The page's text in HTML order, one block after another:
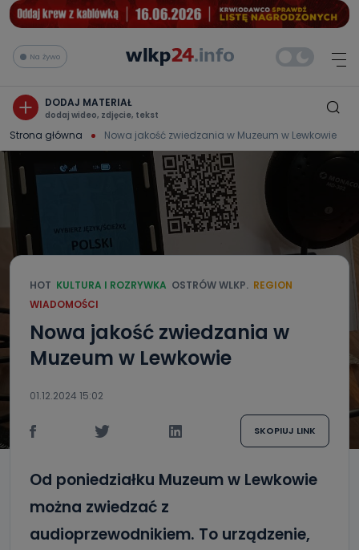
Na żywo
DODAJ MATERIAŁ
dodaj wideo, zdjęcie, tekst
Strona główna Nowa jakość zwiedzania w Muzeum w Lewkowie
HOT KULTURA I ROZRYWKA OSTRÓW WLKP. REGION
WIADOMOŚCI
Nowa jakość zwiedzania w
Muzeum w Lewkowie
01.12.2024 15:02
SKOPIUJ LINK
Od poniedziałku Muzeum w Lewkowie
można zwiedzać z
audioprzewodnikiem. To urządzenie,